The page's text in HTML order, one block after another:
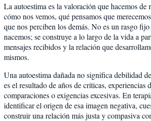
La autoestima es la valoración que hacemos de
cómo nos vemos, qué pensamos que
que nos perciben los demás. No es un rasgo
nacemos; se construye a lo largo de la vida a
mensajes recibidos y la relación que
mismos.
Una autoestima dañada no significa debilidad
es el resultado de años de críticas, experiencias
comparaciones o exigencias excesivas. En
identificar el origen de esa imagen negativa,
construir una relación más justa y compasiva